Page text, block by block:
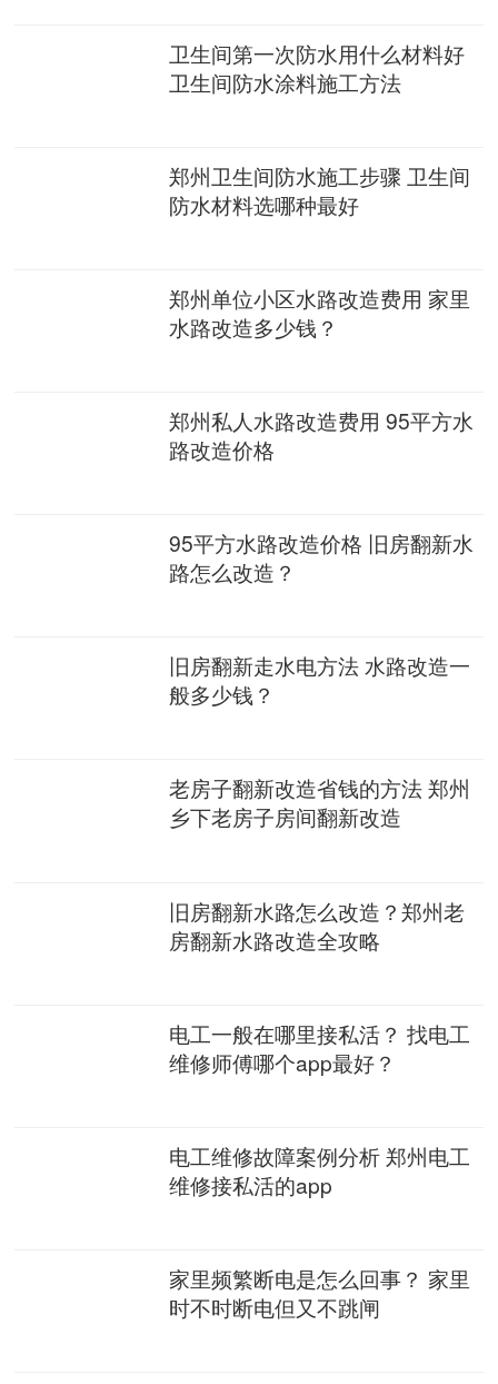
卫生间第一次防水用什么材料好
卫生间防水涂料施工方法
郑州卫生间防水施工步骤 卫生间
防水材料选哪种最好
郑州单位小区水路改造费用 家里
水路改造多少钱？
郑州私人水路改造费用 95平方水
路改造价格
95平方水路改造价格 旧房翻新水
路怎么改造？
旧房翻新走水电方法 水路改造一
般多少钱？
老房子翻新改造省钱的方法 郑州
乡下老房子房间翻新改造
旧房翻新水路怎么改造？郑州老
房翻新水路改造全攻略
电工一般在哪里接私活？ 找电工
维修师傅哪个app最好？
电工维修故障案例分析 郑州电工
维修接私活的app
家里频繁断电是怎么回事？ 家里
时不时断电但又不跳闸